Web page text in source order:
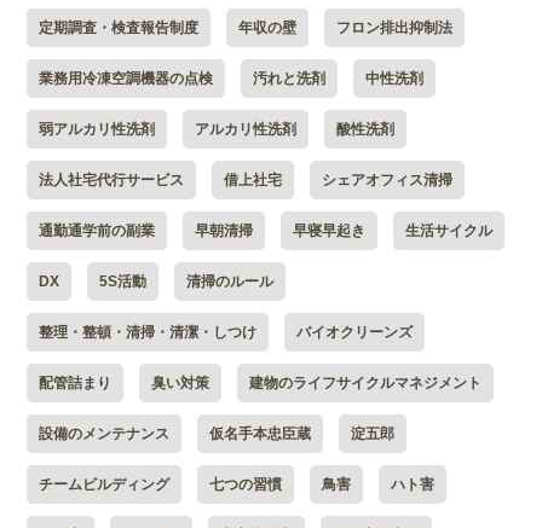
定期調査・検査報告制度 年収の壁 フロン排出抑制法
業務用冷凍空調機器の点検 汚れと洗剤 中性洗剤
弱アルカリ性洗剤 アルカリ性洗剤 酸性洗剤
法人社宅代行サービス 借上社宅 シェアオフィス清掃
通勤通学前の副業 早朝清掃 早寝早起き 生活サイクル
DX 5S活動 清掃のルール
整理・整頓・清掃・清潔・しつけ バイオクリーンズ
配管詰まり 臭い対策 建物のライフサイクルマネジメント
設備のメンテナンス 仮名手本忠臣蔵 淀五郎
チームビルディング 七つの習慣 鳥害 ハト害